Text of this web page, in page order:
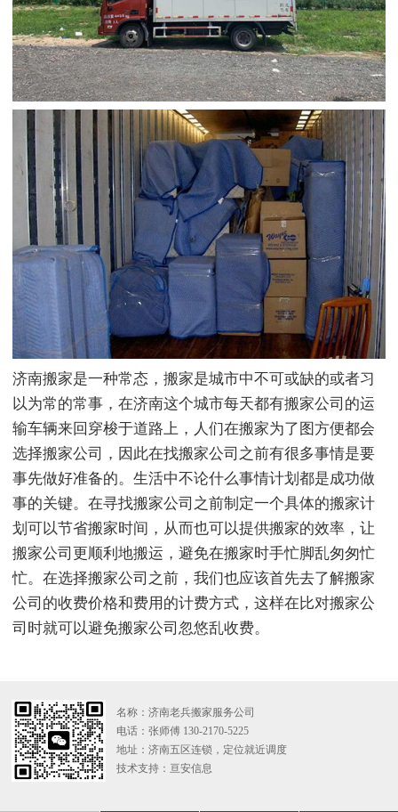
济南搬家是一种常态，搬家是城市中不可或缺的或者习
以为常的常事，在济南这个城市每天都有搬家公司的运
输车辆来回穿梭于道路上，人们在搬家为了图方便都会
选择搬家公司，因此在找搬家公司之前有很多事情是要
事先做好准备的。生活中不论什么事情计划都是成功做
事的关键。在寻找搬家公司之前制定一个具体的搬家计
划可以节省搬家时间，从而也可以提供搬家的效率，让
搬家公司更顺利地搬运，避免在搬家时手忙脚乱匆匆忙
忙。在选择搬家公司之前，我们也应该首先去了解搬家
公司的收费价格和费用的计费方式，这样在比对搬家公
司时就可以避免搬家公司忽悠乱收费。
名称：济南老兵搬家服务公司
电话：张师傅 130-2170-5225
地址：济南五区连锁，定位就近调度
技术支持： 亘安信息